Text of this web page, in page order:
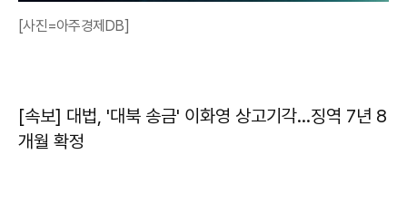
[사진=아주경제DB]
[속보] 대법, '대북 송금' 이화영 상고기각…징역 7년 8
개월 확정